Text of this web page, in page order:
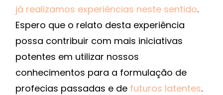
já realizamos experiências neste sentido.
Espero que o relato desta experiência
possa contribuir com mais iniciativas
potentes em utilizar nossos
conhecimentos para a formulação de
profecias passadas e de futuros latentes.